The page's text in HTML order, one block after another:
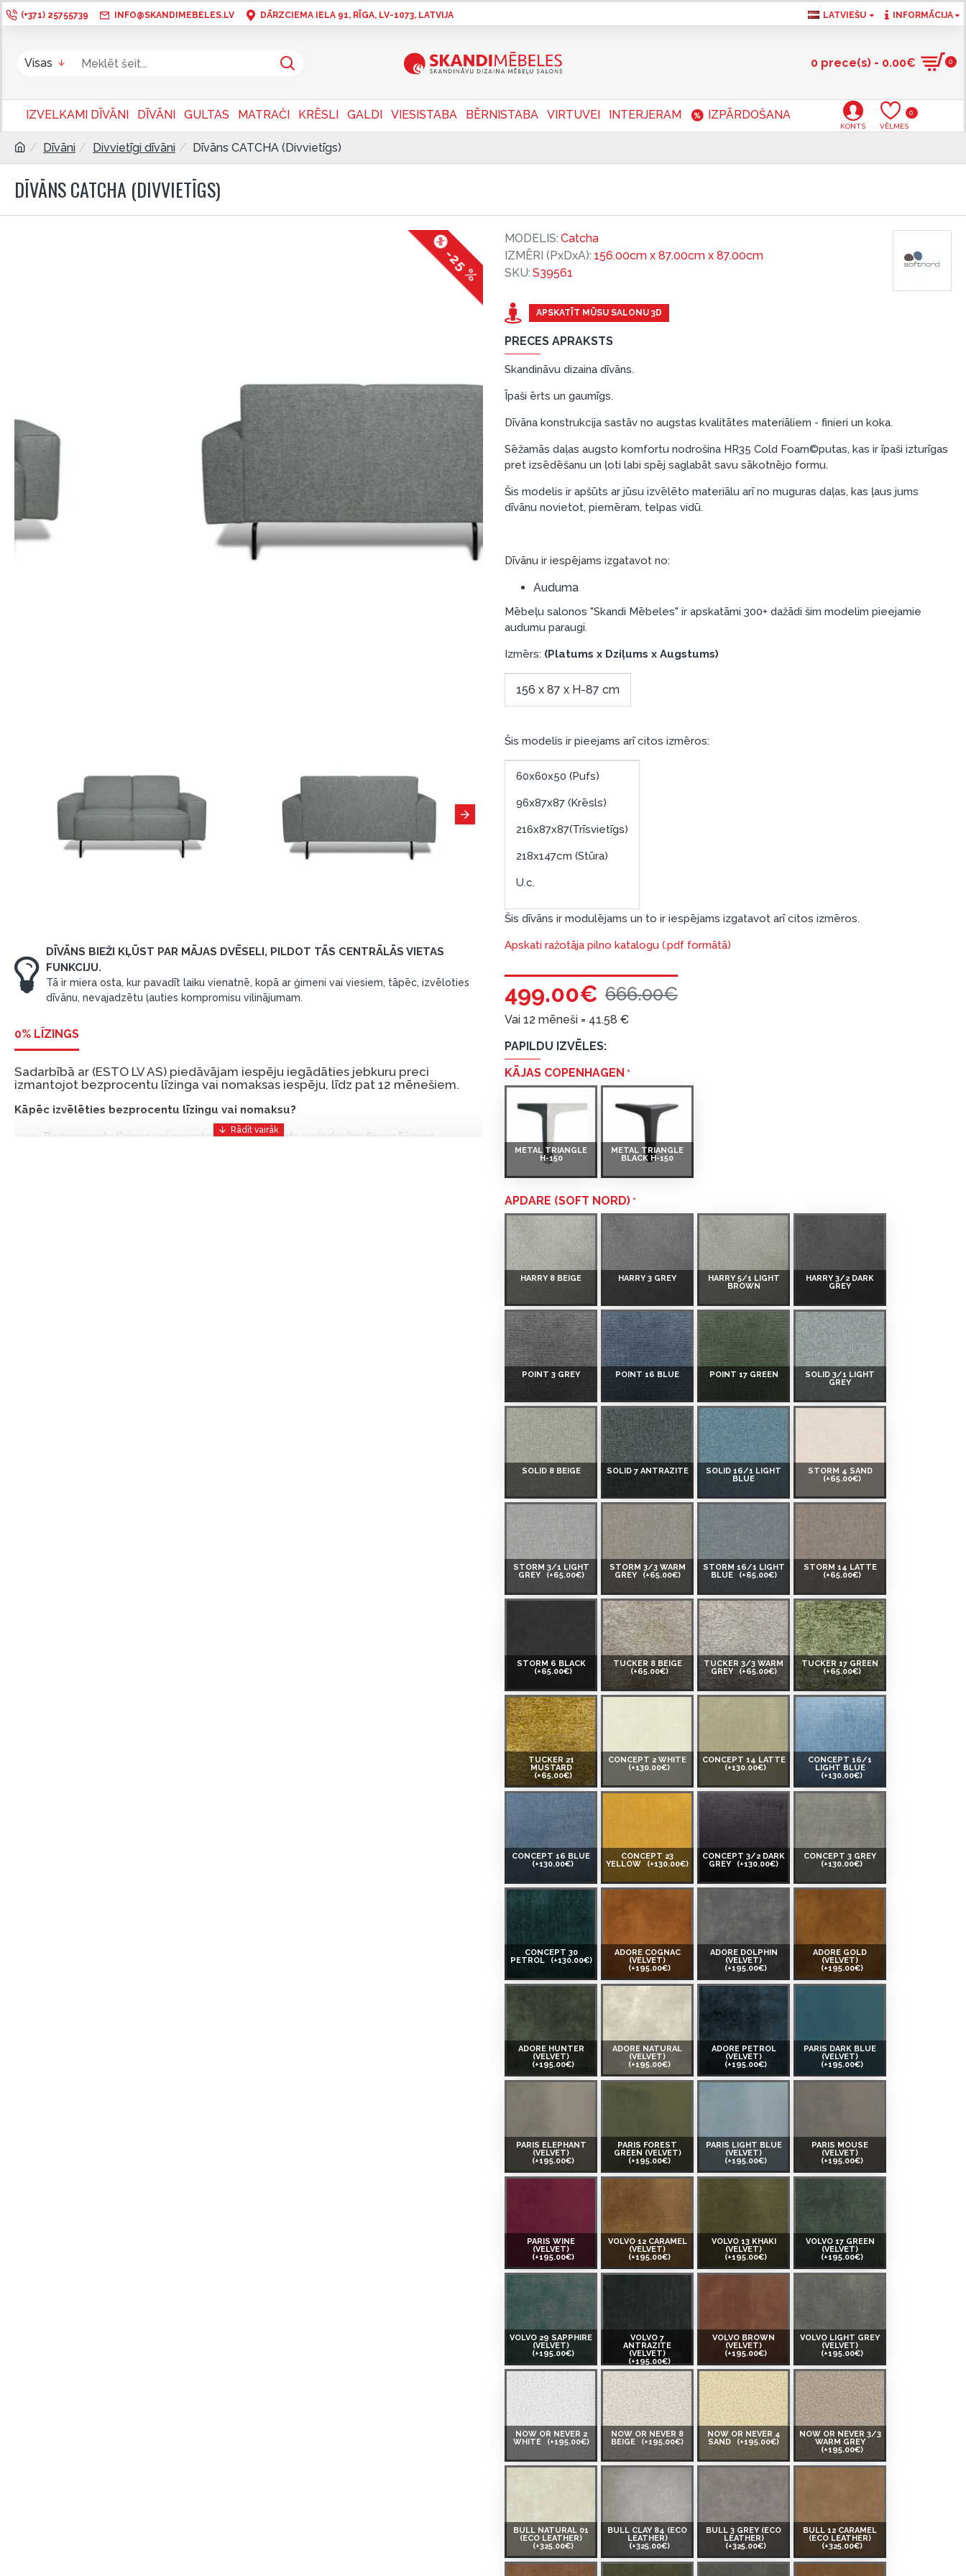
(+371) 25755739 INFO@SKANDIMEBELES.LV DĀRZCIEMA IELA 91, RĪGA, LV-1073, LATVIJA LATVIEŠU INFORMĀCIJA
Visas 0 prece(s) - 0.00€ 0
IZVELKAMI DĪVĀNI DĪVĀNI GULTAS MATRAČI KRĒSLI GALDI VIESISTABA BĒRNISTABA VIRTUVEI INTERJERAM IZPĀRDOŠANA
KONTS VĒLMES
0
Dīvāni Divvietīgi dīvāni Dīvāns CATCHA (Divvietīgs)
DĪVĀNS CATCHA (DIVVIETĪGS)
-25 %
DĪVĀNS BIEŽI KĻŪST PAR MĀJAS DVĒSELI, PILDOT TĀS CENTRĀLĀS VIETAS
FUNKCIJU.
Tā ir miera osta, kur pavadīt laiku vienatnē, kopā ar ģimeni vai viesiem, tāpēc, izvēloties
dīvānu, nevajadzētu ļauties kompromisu vilinājumam.
0% LĪZINGS
Sadarbībā ar (ESTO LV AS) piedāvājam iespēju iegādāties jebkuru preci
izmantojot bezprocentu līzinga vai nomaksas iespēju, līdz pat 12 mēnešiem.
Kāpēc izvēlēties bezprocentu līzingu vai nomaksu?
Bezprocentu līzinga vai nomaksas iespēja ir ērts un izdevīgs finansēšanas
APSKATĪT MŪSU SALONU 3D
PRECES APRAKSTS
Skandināvu dizaina dīvāns.
Īpaši ērts un gaumīgs.
Dīvāna konstrukcija sastāv no augstas kvalitātes materiāliem - finieri un koka.
Sēžamās daļas augsto komfortu nodrošina HR35 Cold Foam©putas, kas ir īpaši izturīgas
pret izsēdēšanu un ļoti labi spēj saglabāt savu sākotnējo formu.
Šis modelis ir apšūts ar jūsu izvēlēto materiālu arī no muguras daļas, kas ļaus jums
dīvānu novietot, piemēram, telpas vidū.
Dīvānu ir iespējams izgatavot no:
Auduma
Mēbeļu salonos "Skandi Mēbeles" ir apskatāmi 300+ dažādi šim modelim pieejamie
audumu paraugi.
Izmērs: (Platums x Dziļums x Augstums)
156 x 87 x H-87 cm
Šis modelis ir pieejams arī citos izmēros:
60x60x50 (Pufs)
96x87x87 (Krēsls)
216x87x87(Trīsvietīgs)
218x147cm (Stūra)
U.c.
Šis dīvāns ir modulējams un to ir iespējams izgatavot arī citos izmēros.
Apskati ražotāja pilno katalogu (.pdf formātā)
MODELIS: Catcha
IZMĒRI (PxDxA): 156.00cm x 87.00cm x 87.00cm
SKU: S39561
499.00€ 666.00€
Vai 12 mēneši = 41.58 €
PAPILDU IZVĒLES:
KĀJAS COPENHAGEN
METAL TRIANGLE
H-150
METAL TRIANGLE
BLACK H-150
APDARE (SOFT NORD)
HARRY 8 BEIGE HARRY 3 GREY
HARRY 5/1 LIGHT
BROWN
HARRY 3/2 DARK
GREY
POINT 3 GREY POINT 16 BLUE POINT 17 GREEN
SOLID 3/1 LIGHT
GREY
SOLID 8 BEIGE SOLID 7 ANTRAZITE
SOLID 16/1 LIGHT
BLUE
STORM 4 SAND
(+65.00€)
STORM 3/1 LIGHT
GREY
(+65.00€)
STORM 3/3 WARM
GREY
(+65.00€)
STORM 16/1 LIGHT
BLUE
(+65.00€)
STORM 14 LATTE
(+65.00€)
STORM 6 BLACK
(+65.00€)
TUCKER 8 BEIGE
(+65.00€)
TUCKER 3/3 WARM
GREY (+65.00€)
TUCKER 17 GREEN
(+65.00€)
TUCKER 21
MUSTARD
(+65.00€)
CONCEPT 2 WHITE
(+130.00€)
CONCEPT 14 LATTE
(+130.00€)
CONCEPT 16/1
LIGHT BLUE
(+130.00€)
CONCEPT 16 BLUE
(+130.00€)
CONCEPT 23
YELLOW
(+130.00€)
CONCEPT 3/2 DARK
GREY
(+130.00€)
CONCEPT 3 GREY
(+130.00€)
CONCEPT 30
PETROL
(+130.00€)
ADORE COGNAC
(VELVET)
(+195.00€)
ADORE DOLPHIN
(VELVET)
(+195.00€)
ADORE GOLD
(VELVET)
(+195.00€)
ADORE HUNTER
(VELVET)
(+195.00€)
ADORE NATURAL
(VELVET)
(+195.00€)
ADORE PETROL
(VELVET)
(+195.00€)
PARIS DARK BLUE
(VELVET)
(+195.00€)
PARIS ELEPHANT
(VELVET)
(+195.00€)
PARIS FOREST
GREEN (VELVET)
(+195.00€)
PARIS LIGHT BLUE
(VELVET)
(+195.00€)
PARIS MOUSE
(VELVET)
(+195.00€)
PARIS WINE
(VELVET)
(+195.00€)
VOLVO 12 CARAMEL
(VELVET)
(+195.00€)
VOLVO 13 KHAKI
(VELVET)
(+195.00€)
VOLVO 17 GREEN
(VELVET)
(+195.00€)
VOLVO 29 SAPPHIRE
(VELVET)
(+195.00€)
VOLVO 7
ANTRAZITE
(VELVET)
(+195.00€)
VOLVO BROWN
(VELVET)
(+195.00€)
VOLVO LIGHT GREY
(VELVET)
(+195.00€)
NOW OR NEVER 2
WHITE
(+195.00€)
NOW OR NEVER 8
BEIGE
(+195.00€)
NOW OR NEVER 4
SAND
(+195.00€)
NOW OR NEVER 3/3
WARM GREY
(+195.00€)
BULL NATURAL 01
(ECO LEATHER)
(+325.00€)
BULL CLAY 84 (ECO
LEATHER)
(+325.00€)
BULL 3 GREY (ECO
LEATHER)
(+325.00€)
BULL 12 CARAMEL
(ECO LEATHER)
(+325.00€)